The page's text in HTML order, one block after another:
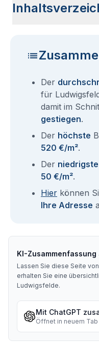
Der
für
damit im
gestiegen.
Der höchste
520 €/m².
Der niedrigste
50 €/m².
Hier können
Ihre Adresse
KI-
Lassen Sie diese Seite
erhalten Sie eine
Ludwigsfelde.
Mit ChatGPT
Öffnet in neuem Tab